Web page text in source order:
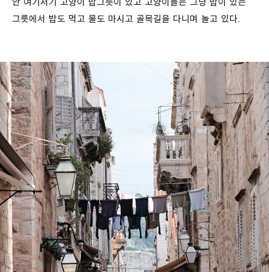
안 여기저기 고양이 밥그릇이 있고 고양이들은 그냥 밥이 있는
그릇에서 밥도 먹고 물도 마시고 골목길을 다니며 놀고 있다.